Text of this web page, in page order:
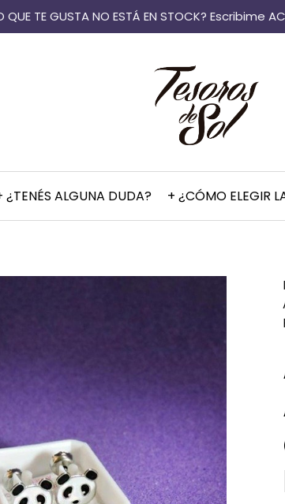
QUE TE GUSTA NO ESTÁ EN STOCK? Escribime
¿TENÉS ALGUNA DUDA? + ¿CÓMO ELEGIR